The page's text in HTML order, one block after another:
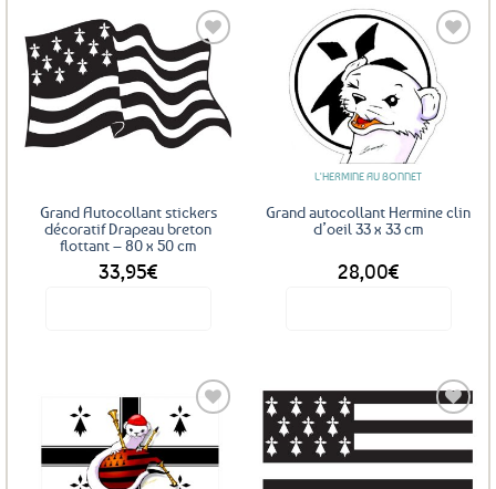
Ajouter
aux
favoris
Grand Autocollant stickers
décoratif Drapeau breton
flottant – 80 x 50 cm
33,95€
plusieurs
variations.
Ajouter
aux
favoris
L'HERMINE AU BONNET
Grand autocollant Hermine clin
d’oeil 33 x 33 cm
28,00€
Ajouter
Ajouter
aux